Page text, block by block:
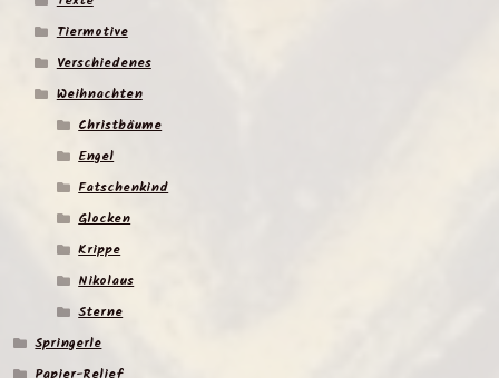
Tiermotive
Verschiedenes
Weihnachten
Christbäume
Engel
Fatschenkind
Glocken
Krippe
Nikolaus
Sterne
Springerle